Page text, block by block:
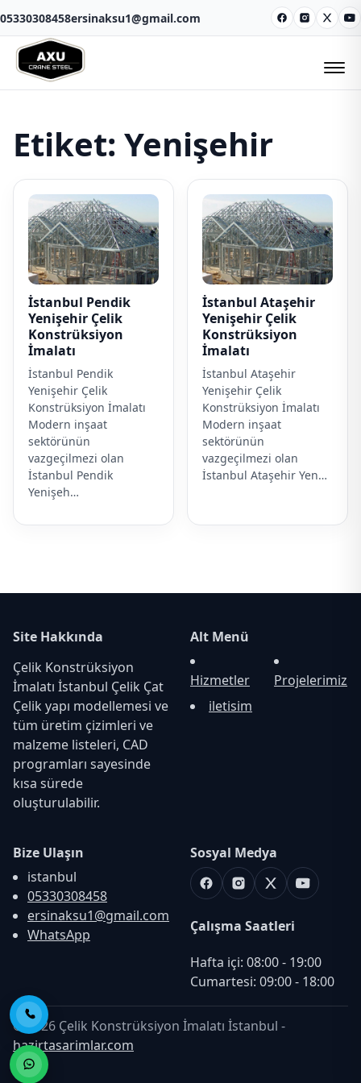
05330308458ersinaksu1@gmail.com Facebook
Instagram
X
Etiket: Yenişehir
İstanbul Pendik
Yenişehir Çelik
Konstrüksiyon
İmalatı
İstanbul Pendik
Yenişehir Çelik
Konstrüksiyon İmalatı
Modern inşaat
sektörünün
vazgeçilmezi olan
İstanbul Pendik
Yenişeh…
İstanbul Ataşehir
Yenişehir Çelik
Konstrüksiyon
İmalatı
İstanbul Ataşehir
Yenişehir Çelik
Konstrüksiyon İmalatı
Modern inşaat
sektörünün
vazgeçilmezi olan
İstanbul Ataşehir Yen…
Site Hakkında
Çelik Konstrüksiyon
İmalatı İstanbul Çelik Çat
Çelik yapı modellemesi ve
tüm üretim çizimleri ve
malzeme listeleri, CAD
programları sayesinde
kısa sürede
oluşturulabilir.
Alt Menü
Hizmetler
Projelerimiz
iletisim
Bize Ulaşın
istanbul
05330308458
ersinaksu1@gmail.com
WhatsApp
Sosyal Medya
FacebookInstagram
X
Youtube
Çalışma Saatleri
Hafta içi: 08:00 - 19:00
Cumartesi: 09:00 - 18:00
© 2026 Çelik Konstrüksiyon İmalatı İstanbul -
hazirtasarimlar.com
Telefon ile Ara